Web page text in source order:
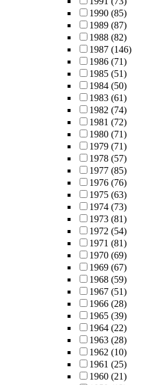
1990 (85)
1989 (87)
1988 (82)
1987 (146)
1986 (71)
1985 (51)
1984 (50)
1983 (61)
1982 (74)
1981 (72)
1980 (71)
1979 (71)
1978 (57)
1977 (85)
1976 (76)
1975 (63)
1974 (73)
1973 (81)
1972 (54)
1971 (81)
1970 (69)
1969 (67)
1968 (59)
1967 (51)
1966 (28)
1965 (39)
1964 (22)
1963 (28)
1962 (10)
1961 (25)
1960 (21)